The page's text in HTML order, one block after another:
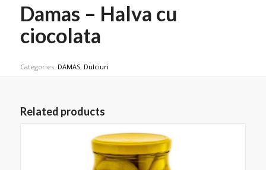
Damas – Halva cu
ciocolata
Categories: DAMAS, Dulciuri
Related products